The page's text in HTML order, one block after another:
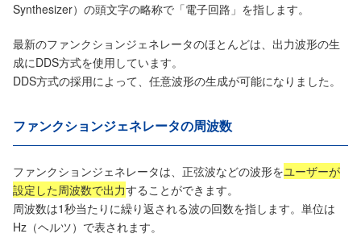
Synthesizer）の頭文字の略称で「電子回路」を指します。
最新のファンクションジェネレータのほとんどは、出力波形の生
成にDDS方式を使用しています。
DDS方式の採用によって、任意波形の生成が可能になりました。
ファンクションジェネレータの周波数
ファンクションジェネレータは、正弦波などの波形をユーザーが
設定した周波数で出力することができます。
周波数は1秒当たりに繰り返される波の回数を指します。単位は
Hz（ヘルツ）で表されます。